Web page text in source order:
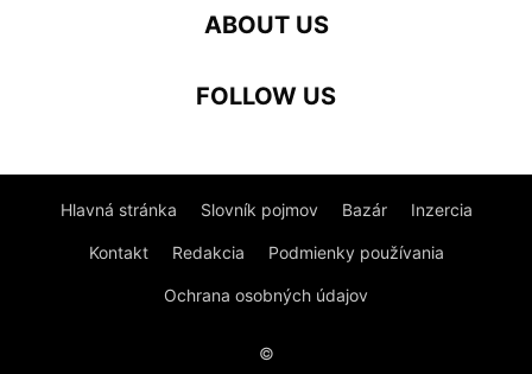
ABOUT US
FOLLOW US
Hlavná stránka Slovník pojmov Bazár Inzercia
Kontakt Redakcia Podmienky používania
Ochrana osobných údajov
©